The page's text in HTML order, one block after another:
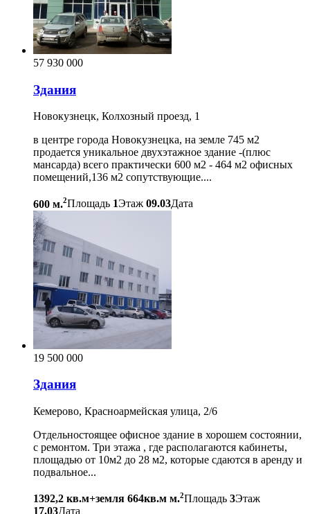
57 930 000
Здания
Новокузнецк, Колхозный проезд, 1
в центре города Новокузнецка, на земле 745 м2
продается уникальное двухэтажное здание -(плюс
мансарда) всего практически 600 м2 - 464 м2 офисных
помещений,136 м2 сопутствующие....
600 м.2Площадь 1Этаж 09.03Дата
19 500 000
Здания
Кемерово, Красноармейская улица, 2/6
Отдельностоящее офисное здание в хорошем состоянии,
с ремонтом. Три этажа , где располагаются кабинеты,
площадью от 10м2 до 28 м2, которые сдаются в аренду и
подвальное...
1392,2 кв.м+земля 664кв.м м.2Площадь 3Этаж
17.03Дата